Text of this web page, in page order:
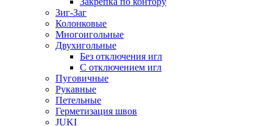
Зиг-Заг
Колонковые
Многоигольные
Двухигольные
Без отключения игл
С отключением игл
Пуговичные
Рукавные
Петельные
Герметизация швов
JUKI